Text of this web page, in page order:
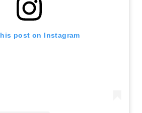
post on Instagram